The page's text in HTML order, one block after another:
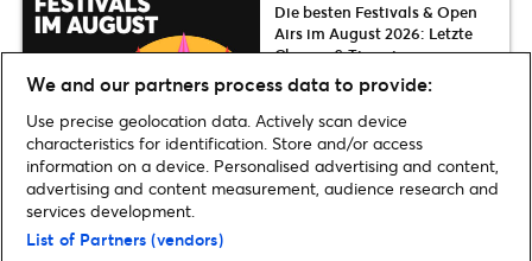
Die besten Festivals & Open
Airs im August 2026: Letzte
Chance & Tipps in ganz
Deutschland
Home Musicals & Shows
Magic Mike Live: So heiß ist die Show in Berlin
| Review & Infos
We and our partners process data to provide:
Use precise geolocation data. Actively scan device
characteristics for identification. Store and/or access
information on a device. Personalised advertising and content,
advertising and content measurement, audience research and
services development.
List of Partners (vendors)